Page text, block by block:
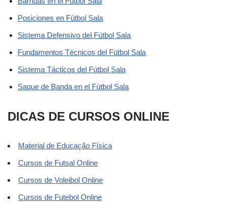
Posiciones en Fútbol Sala
Sistema Defensivo del Fútbol Sala
Fundamentos Técnicos del Fútbol Sala
Sistema Tácticos del Fútbol Sala
Saque de Banda en el Fútbol Sala
DICAS DE CURSOS ONLINE
Material de Educação Física
Cursos de Futsal Online
Cursos de Voleibol Online
Cursos de Futebol Online